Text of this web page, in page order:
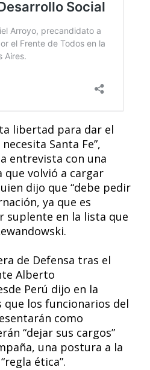
libertad para dar el
Santa Fe”,
entrevista con una
que volvió a cargar
dijo que “debe pedir
ya que es
suplente en la lista que
de Defensa tras el
Alberto
Perú dijo en la
que los funcionarios del
como
“dejar sus cargos”
una postura a la
ética”.